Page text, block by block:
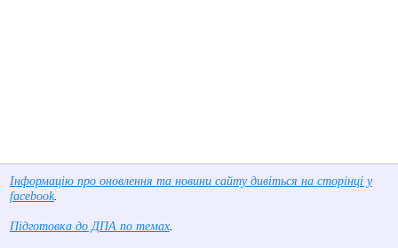
Інформацію про оновлення та новини сайту дивіться на сторінці у
facebook.
Підготовка до ДПА по темах.